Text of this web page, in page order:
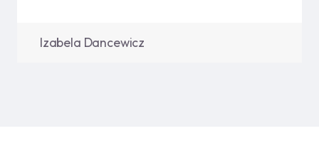
Izabela Dancewicz